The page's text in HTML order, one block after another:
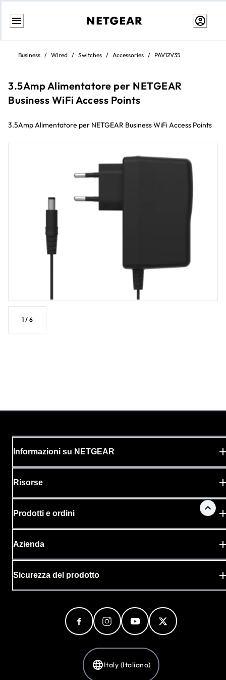
Passa
contenuto
Business / Wired / Switches / Accessories / PAV12V35
3.5Amp Alimentatore per NETGEAR
Business WiFi Access Points
3.5Amp Alimentatore per NETGEAR Business WiFi Access Points
1 / 6
Informazioni su NETGEAR
Risorse
Prodotti e ordini
Azienda
Sicurezza del prodotto
Italy (Italiano)